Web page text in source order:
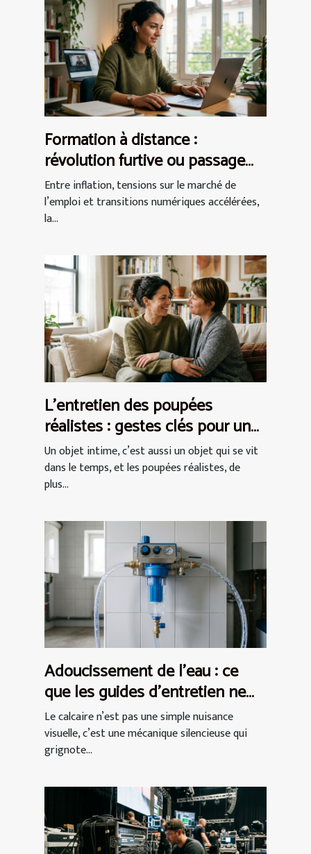
Formation à distance :
révolution furtive ou passage
obligé pour les actifs ?
Entre inflation, tensions sur le marché de
l’emploi et transitions numériques accélérées,
la...
L’entretien des poupées
réalistes : gestes clés pour un
plaisir durable
Un objet intime, c’est aussi un objet qui se vit
dans le temps, et les poupées réalistes, de
plus...
Adoucissement de l’eau : ce
que les guides d’entretien ne
disent jamais
Le calcaire n’est pas une simple nuisance
visuelle, c’est une mécanique silencieuse qui
grignote...